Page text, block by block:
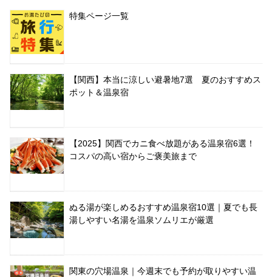
特集ページ一覧
【関西】本当に涼しい避暑地7選 夏のおすすめス
ポット＆温泉宿
【2025】関西でカニ食べ放題がある温泉宿6選！
コスパの高い宿からご褒美旅まで
ぬる湯が楽しめるおすすめ温泉宿10選｜夏でも長
湯しやすい名湯を温泉ソムリエが厳選
関東の穴場温泉｜今週末でも予約が取りやすい温